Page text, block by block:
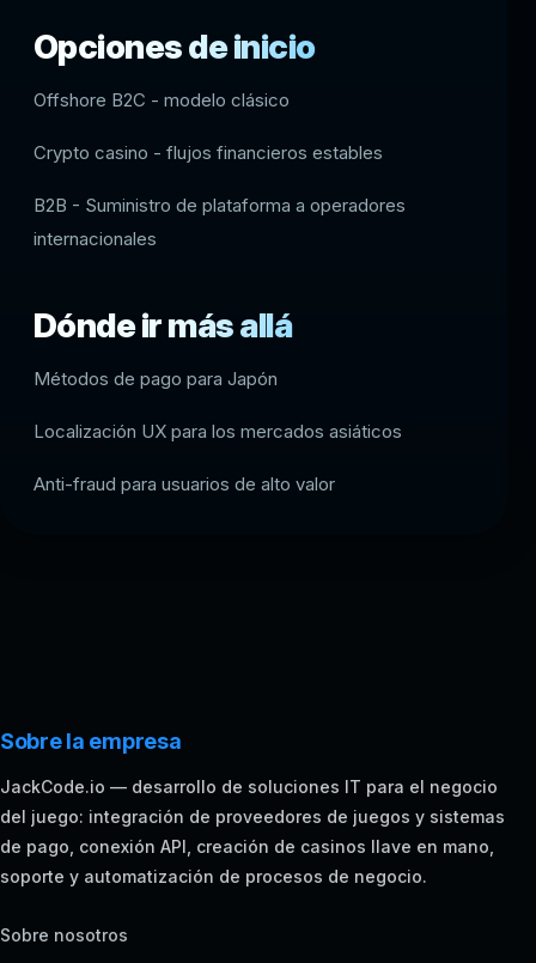
Opciones de inicio
Offshore B2C - modelo clásico
Crypto casino - flujos financieros estables
B2B - Suministro de plataforma a operadores
internacionales
Dónde ir más allá
Métodos de pago para Japón
Localización UX para los mercados asiáticos
Anti-fraud para usuarios de alto valor
Sobre la empresa
JackCode.io — desarrollo de soluciones IT para el negocio
del juego: integración de proveedores de juegos y sistemas
de pago, conexión API, creación de casinos llave en mano,
soporte y automatización de procesos de negocio.
Sobre nosotros